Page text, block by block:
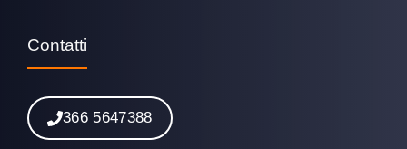
Contatti
366 5647388